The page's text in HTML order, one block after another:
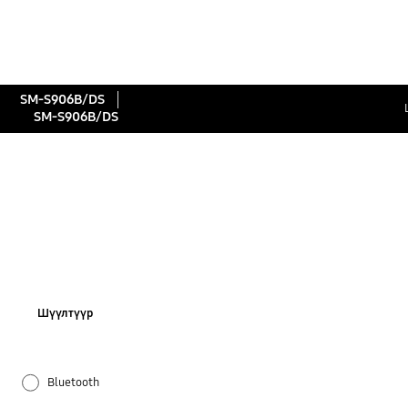
SM-S906B/DS
SM-S906B/DS
Шүүлтүүр
Bluetooth